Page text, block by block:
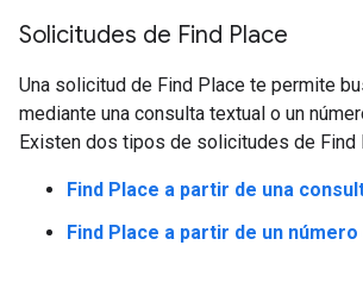
Solicitudes de Find Place
Una solicitud de Find Place te permite
mediante una consulta textual o un
Existen dos tipos de solicitudes de Find
Find Place a partir de una
Find Place a partir de un